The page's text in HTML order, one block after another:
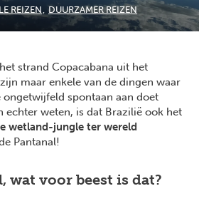
REIZEN DUURZAMER REIZEN
strand Copacabana uit het
maar enkele van de dingen waar
ongetwijfeld spontaan aan doet
echter weten, is dat Brazilië ook het
wetland-jungle ter wereld
Pantanal!
wat voor beest is dat?